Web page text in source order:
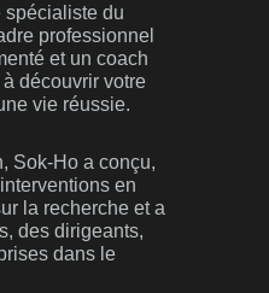
spécialiste du
professionnel
et un coach
découvrir votre
vie réussie.
Sok-Ho a conçu,
en
la recherche et a
des dirigeants,
dans le